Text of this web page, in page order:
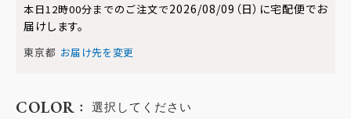
本日12時00分までのご注文で2026/08/09（日） に宅配便でお
届けします。
東京都 お届け先を変更
COLOR 選択してください